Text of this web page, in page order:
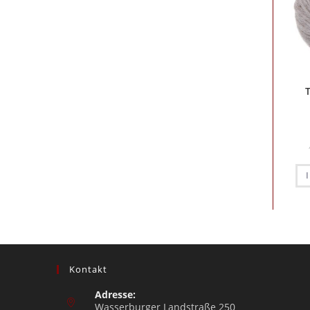
Kontakt
Adresse:
Wasserburger Landstraße 250